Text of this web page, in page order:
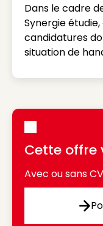
Dans le cadre
Synergie
candidatures
situation de
Cette offre
Avec ou sans